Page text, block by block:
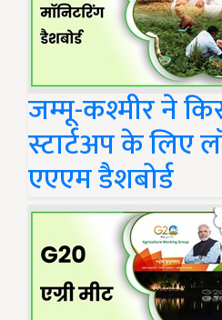
जम्मू-कश्मीर ने
स्टार्टअप के लिए
एएएम डैशबोर्ड